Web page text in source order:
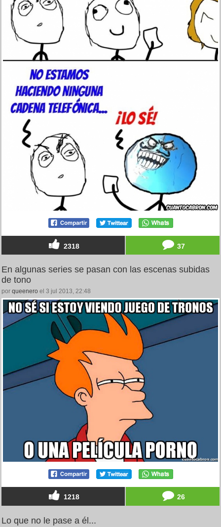
2318 37
En algunas series se pasan con las escenas subidas
de tono
por queenero el 3 jul 2013, 22:48
1218 26
Lo que no le pase a él...